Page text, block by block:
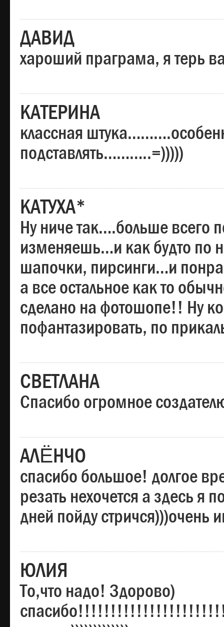
ДАВИД
хароший праграма, я терь
КАТЕРИНА
классная
подставлять………..=)))))
КАТУХА*
Ну ниче так….больше всего
изменяешь…и как будто по
шапочки, пирсинги…и
а все остальное как то
сделано на фотошопе!! Ну
пофантазировать, по
СВЕТЛАНА
Спасибо огромное
АЛЁНЧО
спасибо большое! долгое
резать нехочется а здесь я
дней пойду стричся)))очень
ЮЛИЯ
То,что надо! Здорово)